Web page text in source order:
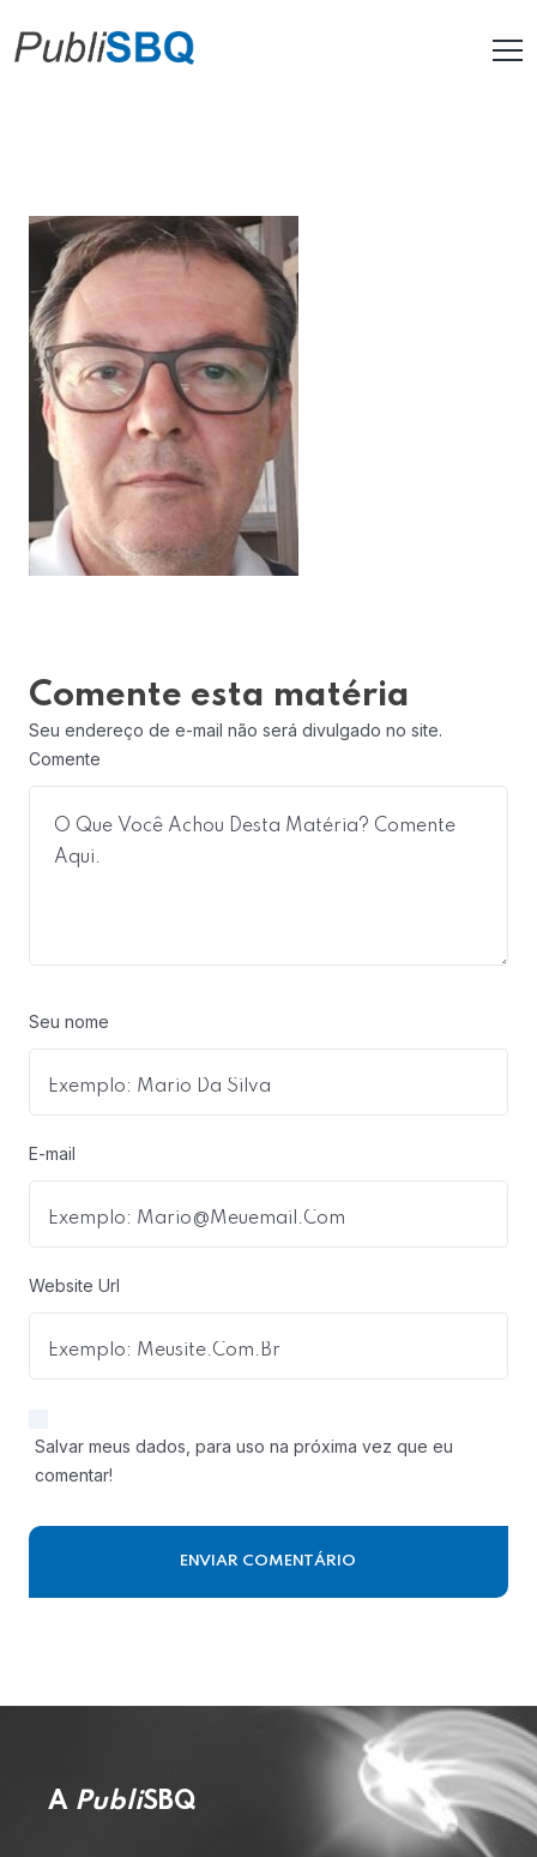
Comente esta matéria
Seu endereço de e-mail não será divulgado no site.
Comente
Seu nome
E-mail
Website Url
Salvar meus dados, para uso na próxima vez que eu
comentar!
A PubliSBQ